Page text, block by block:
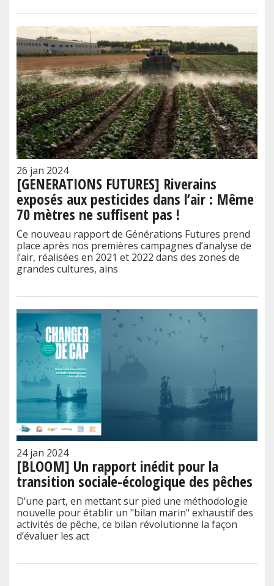
26 jan 2024
[GENERATIONS FUTURES] Riverains
exposés aux pesticides dans l’air : Même
70 mètres ne suffisent pas !
Ce nouveau rapport de Générations Futures prend
place après nos premières campagnes d’analyse de
l’air, réalisées en 2021 et 2022 dans des zones de
grandes cultures, ains
24 jan 2024
[BLOOM] Un rapport inédit pour la
transition sociale-écologique des pêches
D’une part, en mettant sur pied une méthodologie
nouvelle pour établir un "bilan marin" exhaustif des
activités de pêche, ce bilan révolutionne la façon
d’évaluer les act